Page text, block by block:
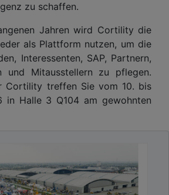
zu schaffen.
Jahren wird Cortility die
als Plattform nutzen, um die
Interessenten, SAP, Partnern,
und Mitausstellern zu pflegen.
Cortility treffen Sie vom 10. bis
in Halle 3 Q104 am gewohnten